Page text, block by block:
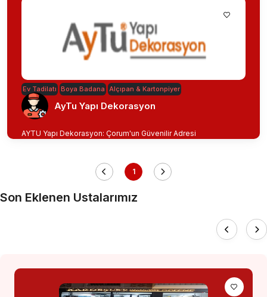
Ev Tadilatı Boya Badana Alçıpan & Kartonpiyer
AyTu Yapı Dekorasyon
AYTU Yapı Dekorasyon: Çorum'un Güvenilir Adresi
1
Son Eklenen Ustalarımız